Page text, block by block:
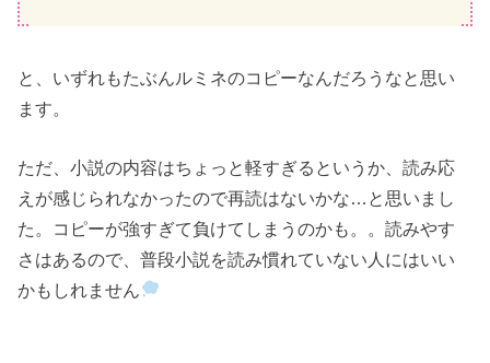
と、いずれもたぶんルミネのコピーなんだろうなと思い
ます。
ただ、小説の内容はちょっと軽すぎるというか、読み応
えが感じられなかったので再読はないかな…と思いまし
た。コピーが強すぎて負けてしまうのかも。。読みやす
さはあるので、普段小説を読み慣れていない人にはいい
かもしれません